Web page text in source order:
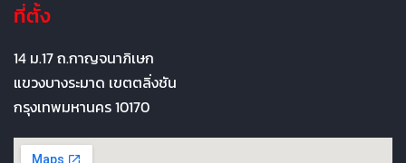
ที่ตั้ง
14 ม.17 ถ.กาญจนาภิเษก
แขวงบางระมาด เขตตลิ่งชัน
กรุงเทพมหานคร 10170